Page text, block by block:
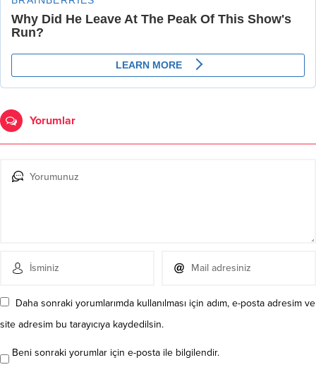
Yorumlar
Daha sonraki yorumlarımda kullanılması için adım, e-posta adresim ve
site adresim bu tarayıcıya kaydedilsin.
Beni sonraki yorumlar için e-posta ile bilgilendir.